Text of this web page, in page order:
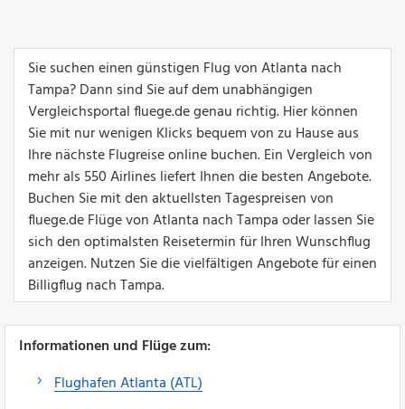
Sie suchen einen günstigen Flug von Atlanta nach
Tampa? Dann sind Sie auf dem unabhängigen
Vergleichsportal fluege.de genau richtig. Hier können
Sie mit nur wenigen Klicks bequem von zu Hause aus
Ihre nächste Flugreise online buchen. Ein Vergleich von
mehr als 550 Airlines liefert Ihnen die besten Angebote.
Buchen Sie mit den aktuellsten Tagespreisen von
fluege.de Flüge von Atlanta nach Tampa oder lassen Sie
sich den optimalsten Reisetermin für Ihren Wunschflug
anzeigen. Nutzen Sie die vielfältigen Angebote für einen
Billigflug nach Tampa.
Informationen und Flüge zum:
Flughafen Atlanta (ATL)